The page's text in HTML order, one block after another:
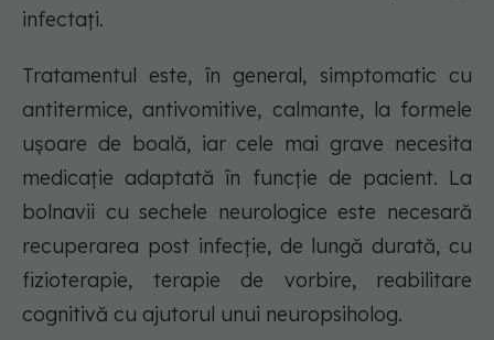
infectaţi.
Tratamentul este, în general, simptomatic cu
antitermice, antivomitive, calmante, la formele
uşoare de boală, iar cele mai grave necesita
medicaţie adaptată în funcţie de pacient. La
bolnavii cu sechele neurologice este necesară
recuperarea post infecție, de lungă durată, cu
fizioterapie, terapie de vorbire, reabilitare
cognitivă cu ajutorul unui neuropsiholog.